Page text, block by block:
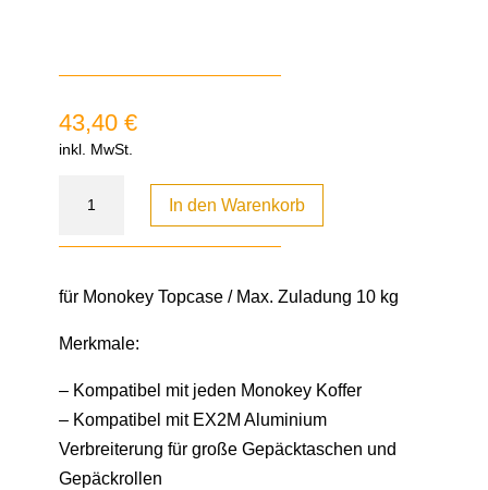
43,40 €
inkl. MwSt.
In den Warenkorb
für Monokey Topcase / Max. Zuladung 10 kg
Merkmale:
– Kompatibel mit jeden Monokey Koffer
– Kompatibel mit EX2M Aluminium
Verbreiterung für große Gepäcktaschen und
Gepäckrollen